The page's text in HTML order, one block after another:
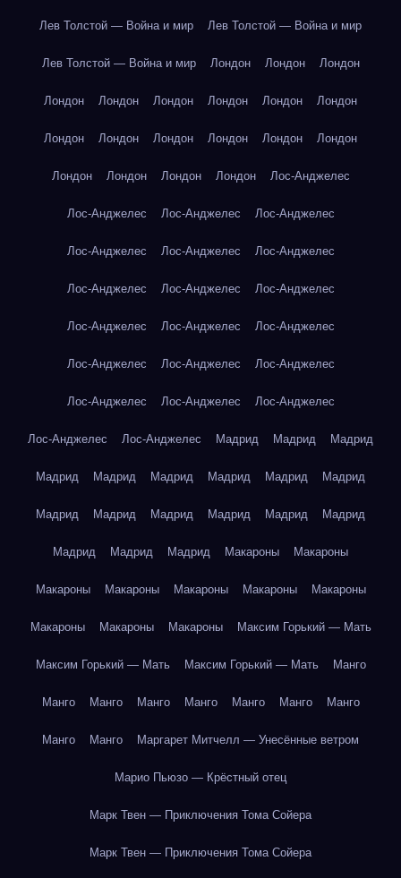
Лев Толстой — Война и мир Лев Толстой — Война и мир
Лев Толстой — Война и мир Лондон Лондон Лондон
Лондон Лондон Лондон Лондон Лондон Лондон
Лондон Лондон Лондон Лондон Лондон Лондон
Лондон Лондон Лондон Лондон Лос-Анджелес
Лос-Анджелес Лос-Анджелес Лос-Анджелес
Лос-Анджелес Лос-Анджелес Лос-Анджелес
Лос-Анджелес Лос-Анджелес Лос-Анджелес
Лос-Анджелес Лос-Анджелес Лос-Анджелес
Лос-Анджелес Лос-Анджелес Лос-Анджелес
Лос-Анджелес Лос-Анджелес Лос-Анджелес
Лос-Анджелес Лос-Анджелес Мадрид Мадрид Мадрид
Мадрид Мадрид Мадрид Мадрид Мадрид Мадрид
Мадрид Мадрид Мадрид Мадрид Мадрид Мадрид
Мадрид Мадрид Мадрид Макароны Макароны
Макароны Макароны Макароны Макароны Макароны
Макароны Макароны Макароны Максим Горький — Мать
Максим Горький — Мать Максим Горький — Мать Манго
Манго Манго Манго Манго Манго Манго Манго
Манго Манго Маргарет Митчелл — Унесённые ветром
Марио Пьюзо — Крёстный отец
Марк Твен — Приключения Тома Сойера
Марк Твен — Приключения Тома Сойера